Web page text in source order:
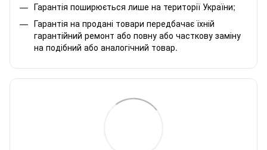
Гарантія поширюється лише на території України;
Гарантія на продані товари передбачає їхній
гарантійний ремонт або повну або часткову заміну
на подібний або аналогічний товар.